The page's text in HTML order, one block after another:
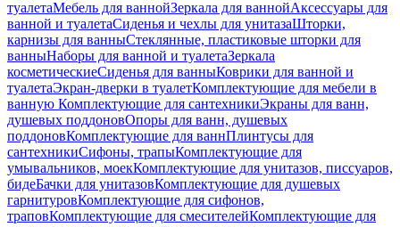
туалетаМебель для ваннойЗеркала для ваннойАксессуары для
ванной и туалетаСиденья и чехлы для унитазаШторки,
карнизы для ванныСтеклянные, пластиковые шторки для
ванныНаборы для ванной и туалетаЗеркала
косметическиеСиденья для ванныКоврики для ванной и
туалетаЭкран-дверки в туалетКомплектующие для мебели в
ванную Комплектующие для сантехникиЭкраны для ванн,
душевых поддоновОпоры для ванн, душевых
поддоновКомплектующие для ваннПлинтусы для
сантехникиСифоны, трапыКомплектующие для
умывальников, моекКомплектующие для унитазов, писсуаров,
бидеБачки для унитазовКомплектующие для душевых
гарнитуровКомплектующие для сифонов,
траповКомплектующие для смесителейКомплектующие для